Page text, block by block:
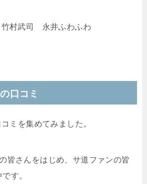
村武司 永井ふわふわ
口コミ
ミを集めてみました。
皆さんをはじめ、サ道ファンの皆
す。